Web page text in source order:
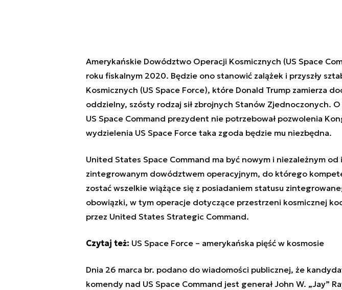
Amerykańskie Dowództwo Operacji Kosmicznych (US Space
roku fiskalnym 2020. Będzie ono stanowić zalążek i przyszły
Kosmicznych (US Space Force), które Donald Trump zamierza
oddzielny, szósty rodzaj sił zbrojnych Stanów Zjednoczonych.
US Space Command prezydent nie potrzebował pozwolenia
wydzielenia US Space Force taka zgoda będzie mu niezbędna.
United States Space Command ma być nowym i niezależnym
zintegrowanym dowództwem operacyjnym, do którego
zostać wszelkie wiążące się z posiadaniem statusu
obowiązki, w tym operacje dotyczące przestrzeni kosmicznej
przez United States Strategic Command.
Czytaj też: US Space Force – amerykańska pięść w kosmosie
Dnia 26 marca br. podano do wiadomości publicznej, że
komendy nad US Space Command jest generał John W. „Jay”